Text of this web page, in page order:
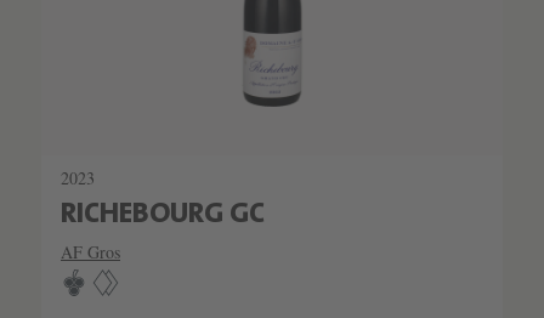
2023
RICHEBOURG GC
AF Gros